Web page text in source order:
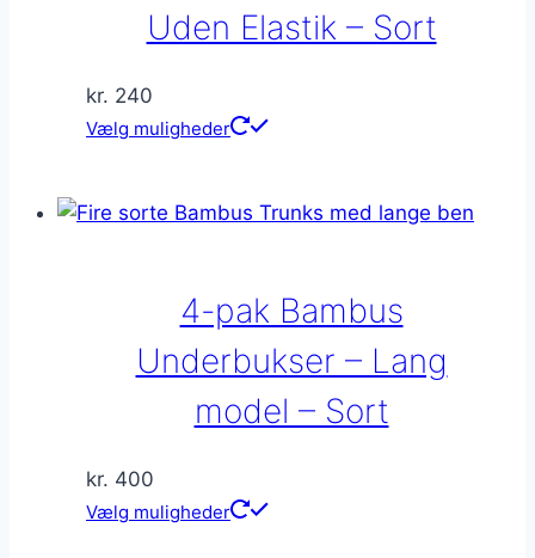
på
varesiden
Uden Elastik – Sort
kr. 240
Vælg muligheder
Dette
flere
kan
vælges
på
varesiden
4-pak Bambus
Underbukser – Lang
model – Sort
kr. 400
Vælg muligheder
Dette